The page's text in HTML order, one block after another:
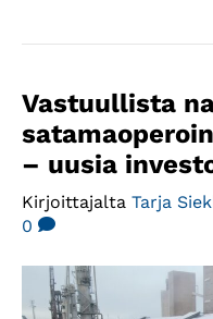
Vastuullista
– uusia
Kirjoittajalta Tarja
0